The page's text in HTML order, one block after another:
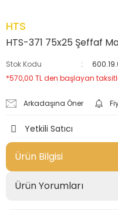
HTS
HTS-371 75x25 Şeffaf
Stok Kodu
*570,00 TL den başlayan
Arkadaşına Öner
Yetkili Satıcı
Ürün Bilgisi
Ürün Yorumları